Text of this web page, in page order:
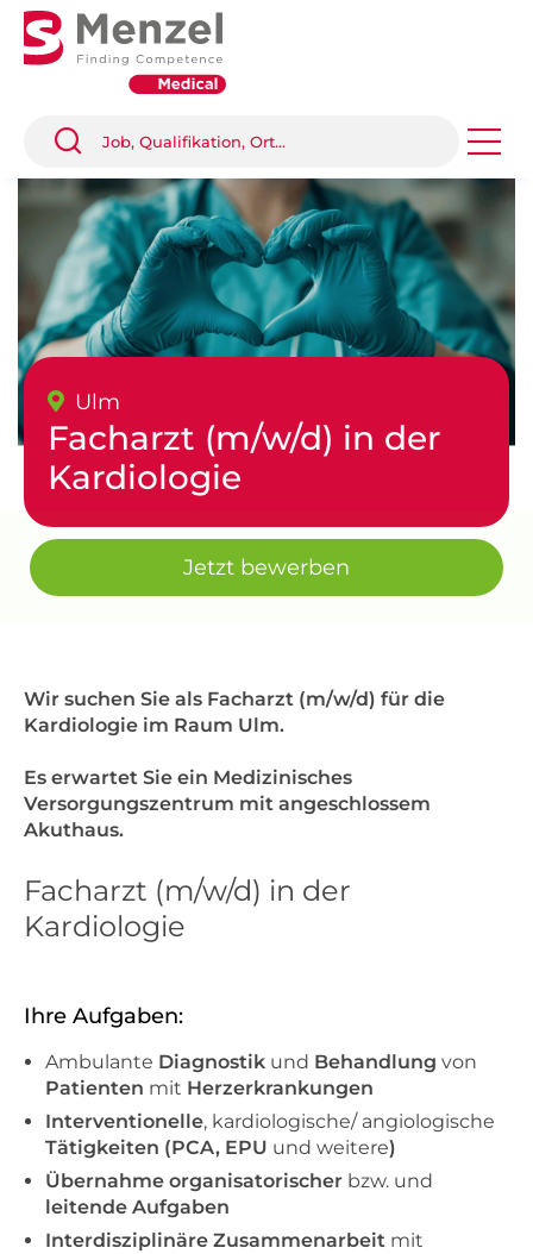
Ulm
Facharzt (m/w/d) in der
Kardiologie
Jetzt bewerben
Wir suchen Sie als Facharzt (m/w/d) für die
Kardiologie im Raum Ulm.
Es erwartet Sie ein Medizinisches
Versorgungszentrum mit angeschlossem
Akuthaus.
Facharzt (m/w/d) in der
Kardiologie
Ihre Aufgaben:
Ambulante Diagnostik und Behandlung von
Patienten mit Herzerkrankungen
Interventionelle, kardiologische/ angiologische
Tätigkeiten (PCA, EPU und weitere)
Übernahme organisatorischer bzw. und
leitende Aufgaben
Interdisziplinäre Zusammenarbeit mit